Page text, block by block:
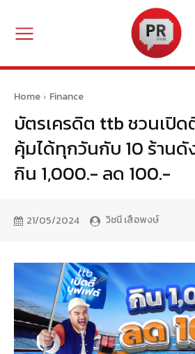
Home Finance
บัตรเครดิต ttb ชวนเปิ
คุ้มได้ทุกวันกับ 10 ร้าน
กิน 1,000.- ลด 100.-
21/05/2024 วิชนี เสือพงษ์